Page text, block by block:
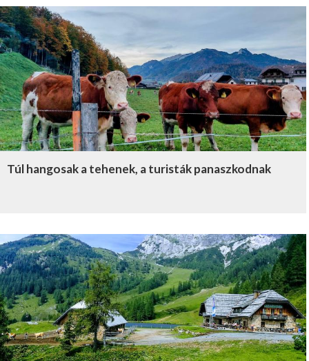
Túl hangosak a tehenek, a turisták panaszkodnak